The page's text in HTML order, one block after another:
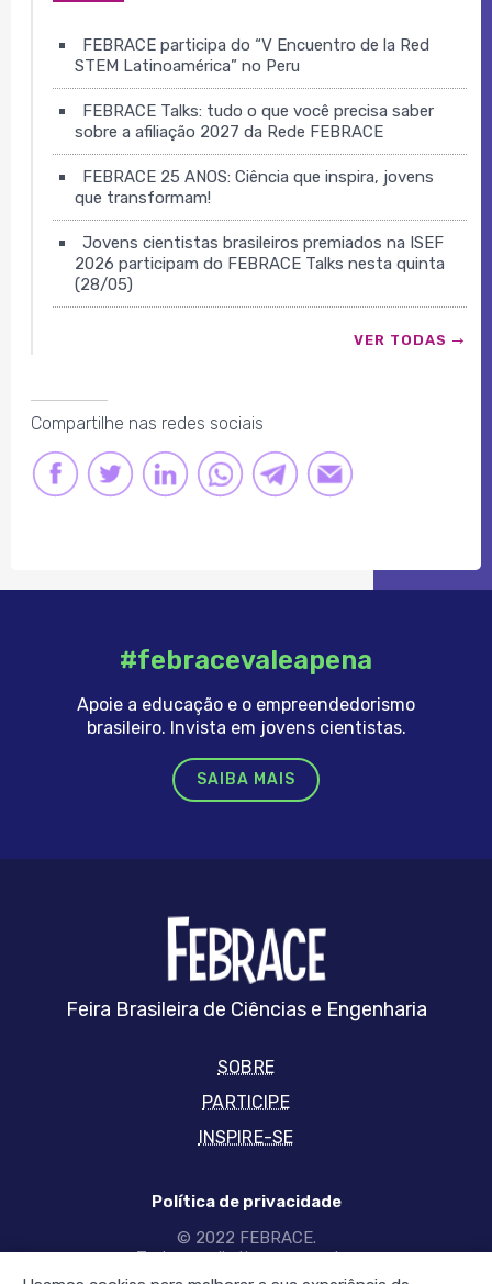
FEBRACE participa do “V Encuentro de la Red
STEM Latinoamérica” no Peru
FEBRACE Talks: tudo o que você precisa saber
sobre a afiliação 2027 da Rede FEBRACE
FEBRACE 25 ANOS: Ciência que inspira, jovens
que transformam!
Jovens cientistas brasileiros premiados na ISEF
2026 participam do FEBRACE Talks nesta quinta
(28/05)
VER TODAS
Compartilhe nas redes sociais
FACEBOOK
LINK
TWITTER
LINK
LINKEDIN
LINK
#febracevaleapena
Apoie a educação e o empreendedorismo
brasileiro. Invista em jovens cientistas.
SAIBA MAIS
Feira Brasileira de Ciências e Engenharia
SOBRE
PARTICIPE
INSPIRE-SE
Política de privacidade
© 2022 FEBRACE.
Todos os direitos reservados